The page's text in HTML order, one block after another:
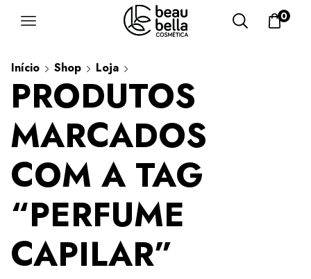
0
Início Shop Loja
PRODUTOS
MARCADOS
COM A TAG
“PERFUME
CAPILAR”